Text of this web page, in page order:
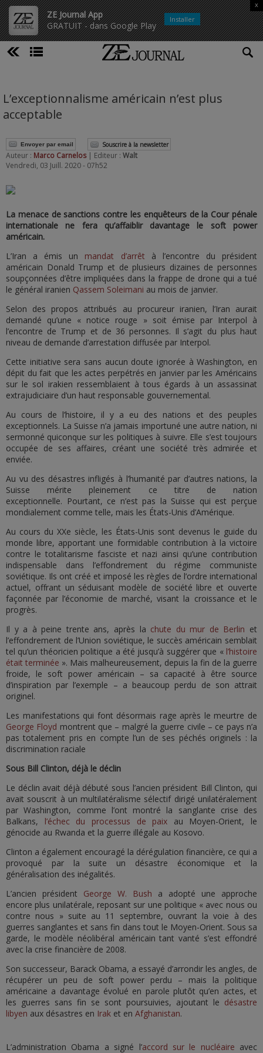
ZE Journal App
GRATUIT - dans Google Play
x
Installer
L’exceptionnalisme américain n’est plus
acceptable
Envoyer par email Souscrire à la newsletter
Auteur : Marco Carnelos | Editeur : Walt
Vendredi, 03 Juill. 2020 - 07h52
La menace de sanctions contre les enquêteurs de la Cour pénale
internationale ne fera qu’affaiblir davantage le soft power
américain.
L’Iran a émis un mandat d’arrêt à l’encontre du président
américain Donald Trump et de plusieurs dizaines de personnes
soupçonnées d’être impliquées dans la frappe de drone qui a tué
le général iranien Qassem Soleimani au mois de janvier.
Selon des propos attribués au procureur iranien, l’Iran aurait
demandé qu’une « notice rouge » soit émise par Interpol à
l’encontre de Trump et de 36 personnes. Il s’agit du plus haut
niveau de demande d’arrestation diffusée par Interpol.
Cette initiative sera sans aucun doute ignorée à Washington, en
dépit du fait que les actes perpétrés en janvier par les Américains
sur le sol irakien ressemblaient à tous égards à un assassinat
extrajudiciaire d’un haut responsable gouvernemental.
Au cours de l’histoire, il y a eu des nations et des peuples
exceptionnels. La Suisse n’a jamais importuné une autre nation, ni
sermonné quiconque sur les politiques à suivre. Elle s’est toujours
occupée de ses affaires, créant une société très admirée et
enviée.
Au vu des désastres infligés à l’humanité par d’autres nations, la
Suisse mérite pleinement ce titre de nation
exceptionnelle. Pourtant, ce n’est pas la Suisse qui est perçue
mondialement comme telle, mais les États-Unis d’Amérique.
Au cours du XXe siècle, les États-Unis sont devenus le guide du
monde libre, apportant une formidable contribution à la victoire
contre le totalitarisme fasciste et nazi ainsi qu’une contribution
indispensable dans l’effondrement du régime communiste
soviétique. Ils ont créé et imposé les règles de l’ordre international
actuel, offrant un séduisant modèle de société libre et ouverte
façonnée par l’économie de marché, visant la croissance et le
progrès.
Il y a à peine trente ans, après la chute du mur de Berlin et
l’effondrement de l’Union soviétique, le succès américain semblait
tel qu’un théoricien politique a été jusqu’à suggérer que « l’histoire
était terminée ». Mais malheureusement, depuis la fin de la guerre
froide, le soft power américain – sa capacité à être source
d’inspiration par l’exemple – a beaucoup perdu de son attrait
originel.
Les manifestations qui font désormais rage après le meurtre de
George Floyd montrent que – malgré la guerre civile – ce pays n’a
pas totalement pris en compte l’un de ses péchés originels : la
discrimination raciale
Sous Bill Clinton, déjà le déclin
Le déclin avait déjà débuté sous l’ancien président Bill Clinton, qui
avait souscrit à un multilatéralisme sélectif dirigé unilatéralement
par Washington, comme l’ont montré la sanglante crise des
Balkans, l’échec du processus de paix au Moyen-Orient, le
génocide au Rwanda et la guerre illégale au Kosovo.
Clinton a également encouragé la dérégulation financière, ce qui a
provoqué par la suite un désastre économique et la
généralisation des inégalités.
L’ancien président George W. Bush a adopté une approche
encore plus unilatérale, reposant sur une politique « avec nous ou
contre nous » suite au 11 septembre, ouvrant la voie à des
guerres sanglantes et sans fin dans tout le Moyen-Orient. Sous sa
garde, le modèle néolibéral américain tant vanté s’est effondré
avec la crise financière de 2008.
Son successeur, Barack Obama, a essayé d’arrondir les angles, de
récupérer un peu de soft power perdu – mais la politique
américaine a davantage évolué en parole plutôt qu’en actes, et
les guerres sans fin se sont poursuivies, ajoutant le désastre
libyen aux désastres en Irak et en Afghanistan.
L’administration Obama a signé l’accord sur le nucléaire avec